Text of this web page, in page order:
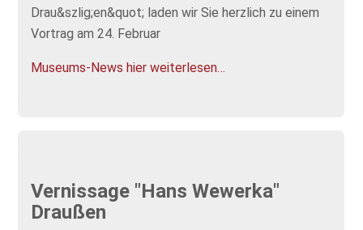
Drau&szlig;en&quot; laden wir Sie herzlich zu einem
Vortrag am 24. Februar
Museums-News hier weiterlesen…
Vernissage "Hans Wewerka"
Draußen